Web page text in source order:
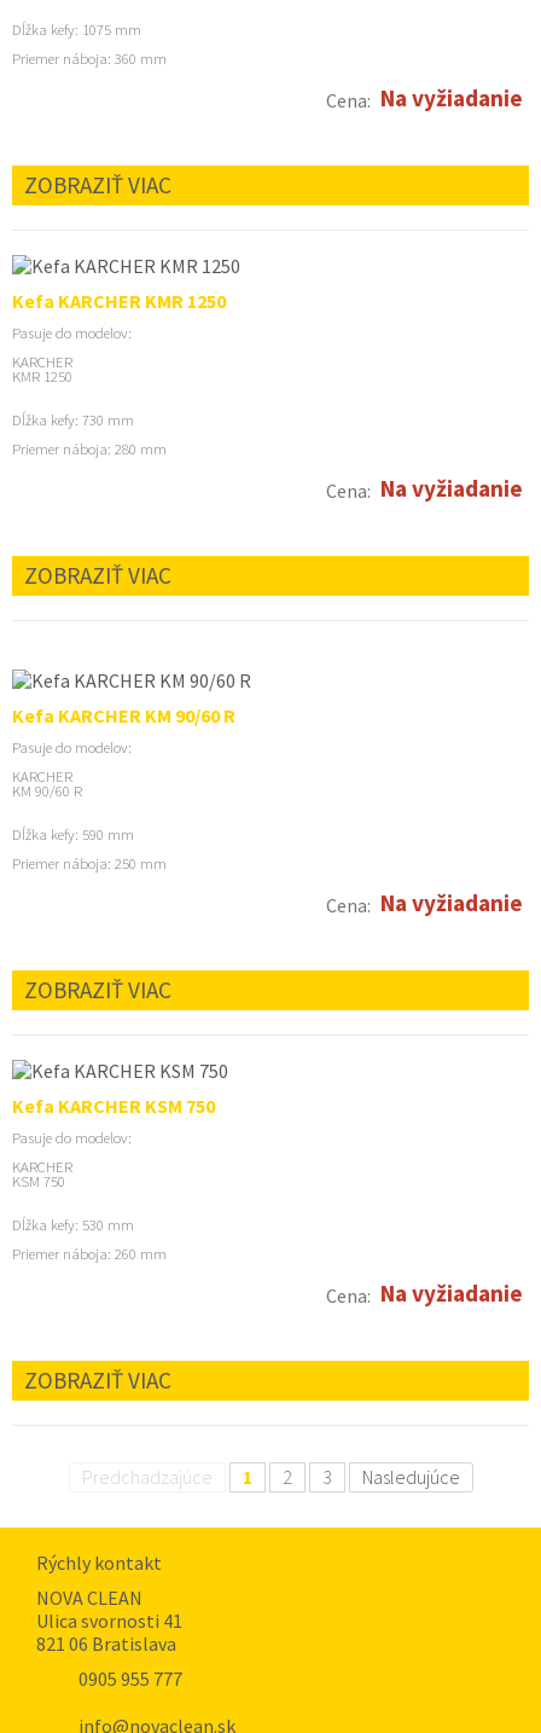
Dĺžka kefy: 1075 mm
Priemer náboja: 360 mm
Cena: Na vyžiadanie
ZOBRAZIŤ VIAC
Kefa KARCHER KMR 1250
Pasuje do modelov:
KARCHER
KMR 1250
Dĺžka kefy: 730 mm
Priemer náboja: 280 mm
Cena: Na vyžiadanie
ZOBRAZIŤ VIAC
Kefa KARCHER KM 90/60 R
Pasuje do modelov:
KARCHER
KM 90/60 R
Dĺžka kefy: 590 mm
Priemer náboja: 250 mm
Cena: Na vyžiadanie
ZOBRAZIŤ VIAC
Kefa KARCHER KSM 750
Pasuje do modelov:
KARCHER
KSM 750
Dĺžka kefy: 530 mm
Priemer náboja: 260 mm
Cena: Na vyžiadanie
ZOBRAZIŤ VIAC
Predchadzajúce 1 2 3 Nasledujúce
Rýchly kontakt
NOVA CLEAN
Ulica svornosti 41
821 06 Bratislava
0905 955 777
info@novaclean.sk